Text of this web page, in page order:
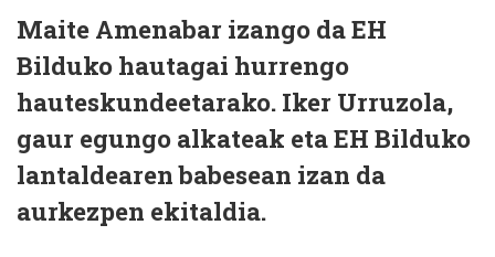
Maite Amenabar izango da EH
Bilduko hautagai hurrengo
hauteskundeetarako. Iker Urruzola,
gaur egungo alkateak eta EH Bilduko
lantaldearen babesean izan da
aurkezpen ekitaldia.